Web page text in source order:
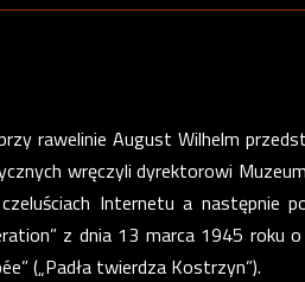
rawelinie August Wilhelm
wręczyli dyrektorowi
Internetu a następnie
z dnia 13 marca 1945 roku
(„Padła twierdza Kostrzyn”).